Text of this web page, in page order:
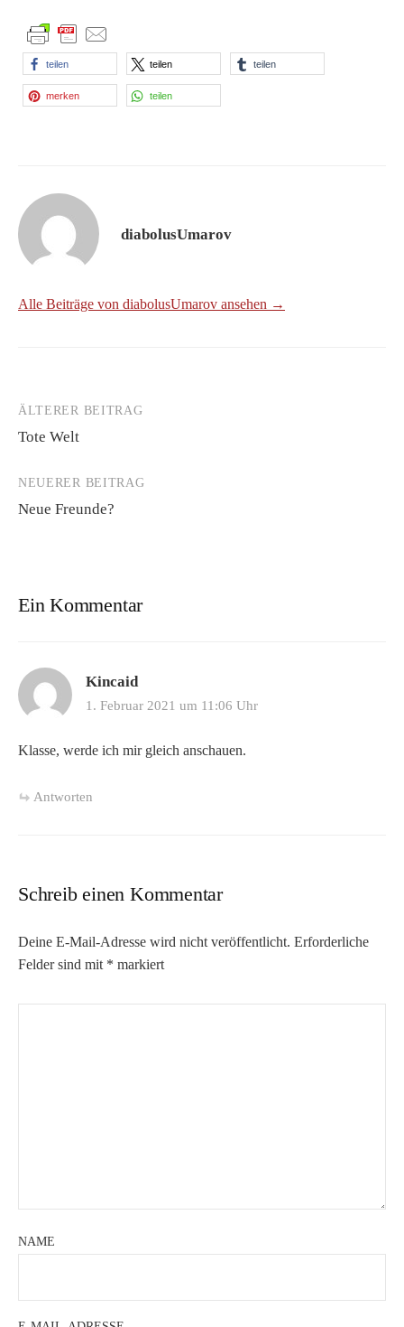
teilen teilen teilen
merken teilen
diabolusUmarov
Alle Beiträge von diabolusUmarov ansehen →
Beitrags-
Navigation
ÄLTERER BEITRAG
Tote Welt
NEUERER BEITRAG
Neue Freunde?
Ein Kommentar
Kincaid
1. Februar 2021 um 11:06 Uhr
Klasse, werde ich mir gleich anschauen.
Antworten
Schreib einen Kommentar
Deine E-Mail-Adresse wird nicht veröffentlicht. Erforderliche
Felder sind mit * markiert
NAME